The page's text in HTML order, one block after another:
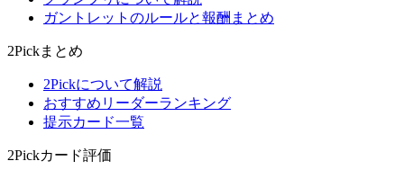
ガントレットのルールと報酬まとめ
2Pickまとめ
2Pickについて解説
おすすめリーダーランキング
提示カード一覧
2Pickカード評価